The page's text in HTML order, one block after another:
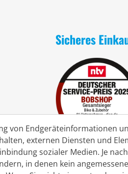
Sicheres
von Endgeräteinformationen
externen Diensten und
sozialer Medien. Je
in denen kein